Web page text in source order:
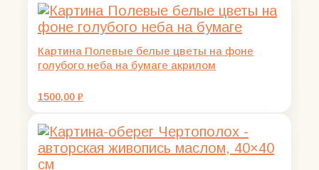
5000,00 ₽.
Картина Полевые белые цветы на фоне
голубого неба на бумаге акрилом
1500,00 ₽